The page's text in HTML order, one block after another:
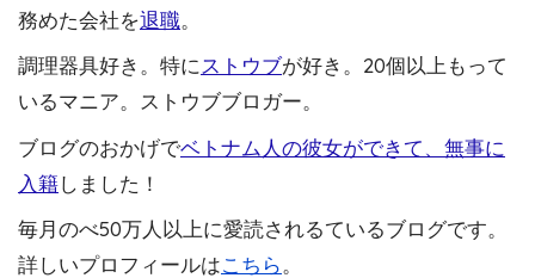
務めた会社を退職。
調理器具好き。特にストウブが好き。20個以上もって
いるマニア。ストウブブロガー。
ブログのおかげでベトナム人の彼女ができて、無事に
入籍しました！
毎月のべ50万人以上に愛読されるているブログです。
詳しいプロフィールはこちら。